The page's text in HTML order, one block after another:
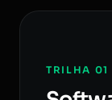
TRILHA 01